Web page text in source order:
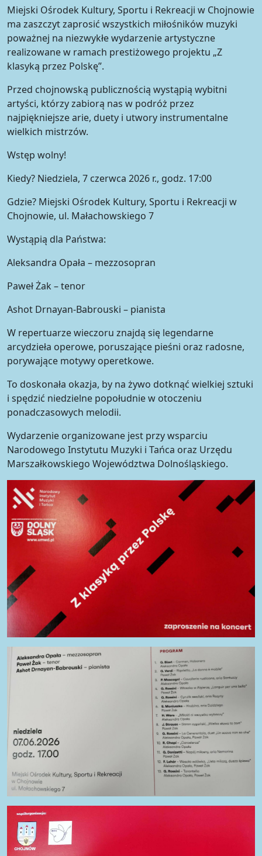
Miejski Ośrodek Kultury, Sportu i Rekreacji w Chojnowie
ma zaszczyt zaprosić wszystkich miłośników muzyki
poważnej na niezwykłe wydarzenie artystyczne
realizowane w ramach prestiżowego projektu „Z
klasyką przez Polskę”.
Przed chojnowską publicznością wystąpią wybitni
artyści, którzy zabiorą nas w podróż przez
najpiękniejsze arie, duety i utwory instrumentalne
wielkich mistrzów.
Wstęp wolny!
Kiedy? Niedziela, 7 czerwca 2026 r., godz. 17:00
Gdzie? Miejski Ośrodek Kultury, Sportu i Rekreacji w
Chojnowie, ul. Małachowskiego 7
Wystąpią dla Państwa:
Aleksandra Opała – mezzosopran
Paweł Żak – tenor
Ashot Drnayan-Babrouski – pianista
W repertuarze wieczoru znajdą się legendarne
arcydzieła operowe, poruszające pieśni oraz radosne,
porywające motywy operetkowe.
To doskonała okazja, by na żywo dotknąć wielkiej sztuki
i spędzić niedzielne popołudnie w otoczeniu
ponadczasowych melodii.
Wydarzenie organizowane jest przy wsparciu
Narodowego Instytutu Muzyki i Tańca oraz Urzędu
Marszałkowskiego Województwa Dolnośląskiego.